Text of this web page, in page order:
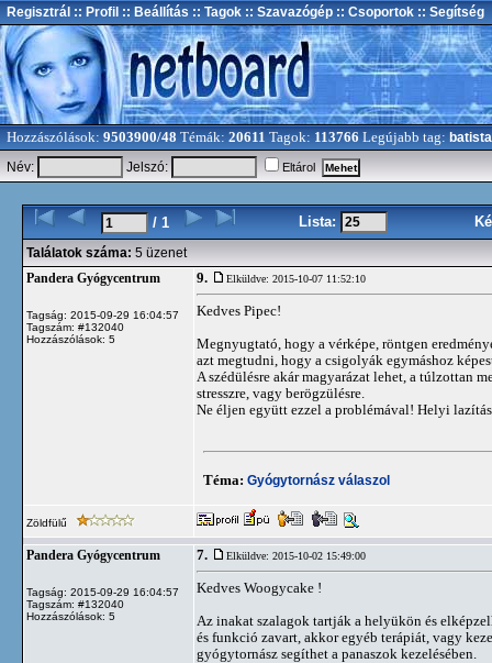
Regisztrál :: Profil :: Beállítás :: Tagok :: Szavazógép :: Csoportok :: Segítség
Hozzászólások: 9503900/48 Témák: 20611 Tagok: 113766 Legújabb tag: batista
Név:
Jelszó: Eltárol
/ 1 Lista:
Találatok száma: 5 üzenet
Pandera Gyógycentrum
Tagság: 2015-09-29 16:04:57
Tagszám: #132040
Hozzászólások: 5
9. Elküldve: 2015-10-07 11:52:10
Kedves Pipec!
Megnyugtató, hogy a vérképe, röntgen
azt megtudni, hogy a csigolyák egymáshoz
A szédülésre akár magyarázat lehet, a túlzottan
stresszre, vagy berögzülésre.
Ne éljen együtt ezzel a problémával! Helyi
Téma: Gyógytornász válaszol
Zöldfülű
Pandera Gyógycentrum
Tagság: 2015-09-29 16:04:57
Tagszám: #132040
Hozzászólások: 5
7. Elküldve: 2015-10-02 15:49:00
Kedves Woogycake !
Az inakat szalagok tartják a helyükön és
és funkció zavart, akkor egyéb terápiát, vagy
gyógytornász segíthet a panaszok kezelésében.